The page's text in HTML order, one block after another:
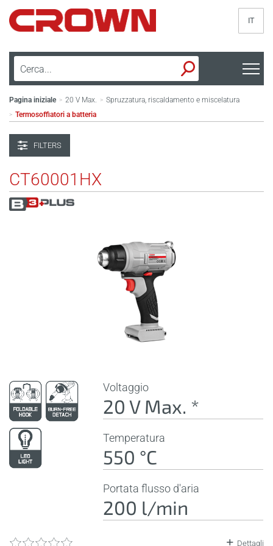
IT
Pagina iniziale > 20 V Max. > Spruzzatura, riscaldamento e miscelatura
> Termosoffiatori a batteria
FILTERS
CT60001HX
Voltaggio
20 V Max. *
Temperatura
550 °C
Portata flusso d'aria
200 l/min
Dettagli